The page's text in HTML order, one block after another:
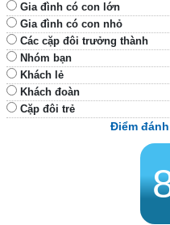
Gia đình có con lớn
Gia đình có con nhỏ
Các cặp đôi trưởng thành
Nhóm bạn
Khách lẻ
Khách đoàn
Cặp đôi trẻ
Điểm